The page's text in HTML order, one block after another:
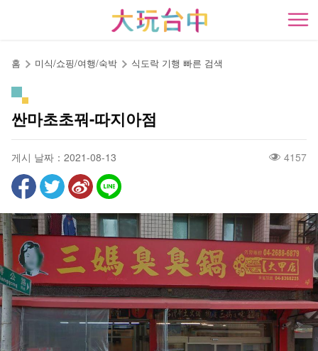
開
홈 미식/쇼핑/여행/숙박 식도락 기행 빠른 검색
싼마초초꿔-따지아점
게시 날짜：2021-08-13 4157